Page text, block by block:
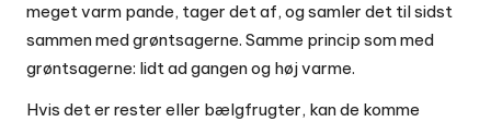
meget varm pande, tager det af, og samler det til sidst
sammen med grøntsagerne. Samme princip som med
grøntsagerne: lidt ad gangen og høj varme.
Hvis det er rester eller bælgfrugter, kan de komme